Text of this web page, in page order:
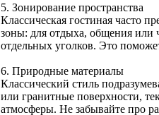
5. Зонирование пространства
Классическая гостиная часто
зоны: для отдыха, общения или
отдельных уголков. Это
6. Природные материалы
Классический стиль
или гранитные поверхности,
атмосферы. Не забывайте про